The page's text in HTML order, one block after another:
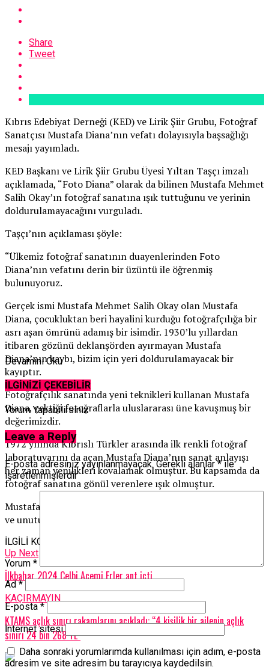
Share
Tweet
Kıbrıs Edebiyat Derneği (KED) ve Lirik Şiir Grubu, Fotoğraf
Sanatçısı Mustafa Diana’nın vefatı dolayısıyla başsağlığı
mesajı yayımladı.
KED Başkanı ve Lirik Şiir Grubu Üyesi Yıltan Taşçı imzalı
açıklamada, “Foto Diana” olarak da bilinen Mustafa Mehmet
Salih Okay’ın fotoğraf sanatına ışık tuttuğunu ve yerinin
doldurulamayacağını vurguladı.
Taşçı’nın açıklaması şöyle:
“Ülkemiz fotoğraf sanatının duayenlerinden Foto
Diana’nın vefatını derin bir üzüntü ile öğrenmiş
bulunuyoruz.
Gerçek ismi Mustafa Mehmet Salih Okay olan Mustafa
Diana, çocukluktan beri hayalini kurduğu fotoğrafçılığa bir
asrı aşan ömrünü adamış bir isimdir. 1930’lu yıllardan
itibaren gözünü deklanşörden ayırmayan Mustafa
Diana’nın kaybı, bizim için yeri doldurulamayacak bir
kayıptır.
Fotoğrafçılık sanatında yeni teknikleri kullanan Mustafa
Diana, çektiği fotoğraflarla uluslararası üne kavuşmuş bir
değerimizdir.
1972 yılında Kıbrıslı Türkler arasında ilk renkli fotoğraf
laboratuvarını da açan Mustafa Diana’nın sanat anlayışı
her zaman yenilikleri kovalamak olmuştur. Bu kapsamda da
fotoğraf sanatına gönül verenlere ışık olmuştur.
Mustafa Diana, çektiği binlerce fotoğrafla her daim anılacak
ve unutulmayacaktır”
İLGİLİ KONU:
Up Next
İlkbahar 2024 Celbi Acemi Erler ant içti
KAÇIRMAYIN
KTAMS açlık sınırı rakamlarını açıkladı: “4 kişilik bir ailenin açlık
sınırı 24 bin 268 TL”
Devamını Oku
İLGİNİZİ ÇEKEBİLİR
Yorum Yapabilirsiniz
Leave a Reply
E-posta adresiniz yayınlanmayacak. Gerekli alanlar*ile
işaretlenmişlerdir
Yorum *
Ad*
E-posta *
İnternet sitesi
Daha sonraki yorumlarımda kullanılması için adım, e-posta
adresim ve site adresim bu tarayıcıya kaydedilsin.